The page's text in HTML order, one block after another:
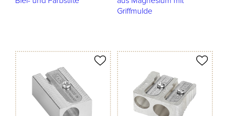
Griffmulde
merken Produkt merken